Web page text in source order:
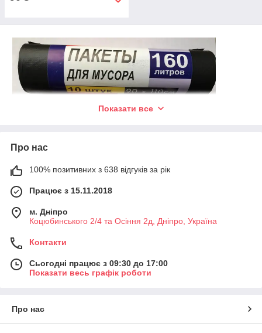
Сміттєві пакети
звичний та необхідний атрибут для підтримання
ми генеруємо домашнє, офісне, будівельне або
виробниче сміття, яке необхідно збирати та
необхідність мити відро, в якому воно знаходиться.
Показати все
Про нас
100% позитивних з 638 відгуків за рік
Працює з 15.11.2018
м. Дніпро
Коцюбинського 2/4 та Осіння 2д, Дніпро, Україна
Контакти
Сьогодні працює з 09:30 до 17:00
Показати весь графік роботи
Про нас